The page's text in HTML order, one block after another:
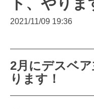
2021/11/09 19:36
2月にデスベ
ります！